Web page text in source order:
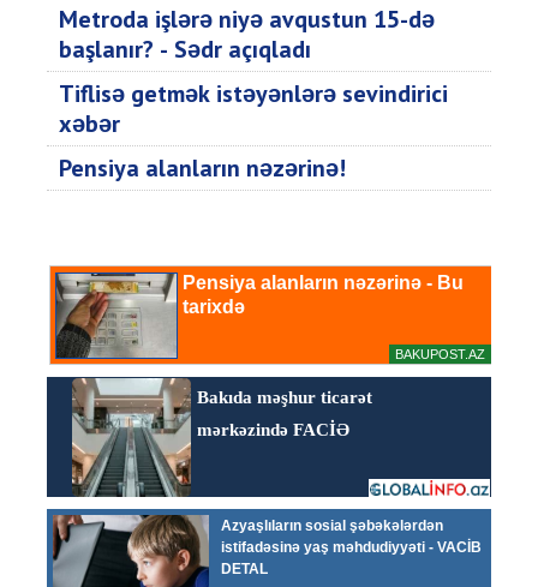
Metroda işlərə niyə avqustun 15-də
başlanır? - Sədr açıqladı
Tiflisə getmək istəyənlərə sevindirici
xəbər
Pensiya alanların nəzərinə!